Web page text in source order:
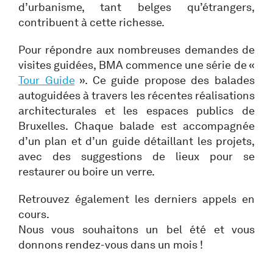
d’urbanisme, tant belges qu’étrangers,
contribuent à cette richesse.
Pour répondre aux nombreuses demandes de
visites guidées, BMA commence une série de «
Tour Guide». Ce guide propose des balades
autoguidées à travers les récentes réalisations
architecturales et les espaces publics de
Bruxelles. Chaque balade est accompagnée
d’un plan et d’un guide détaillant les projets,
avec des suggestions de lieux pour se
restaurer ou boire un verre.
Retrouvez également les derniers appels en
cours.
Nous vous souhaitons un bel été et vous
donnons rendez-vous dans un mois !